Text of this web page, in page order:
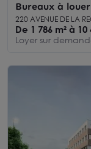
Bureaux à
avec
220 AVENUE DE LA
De 1 786 m² à 10
Loyer sur